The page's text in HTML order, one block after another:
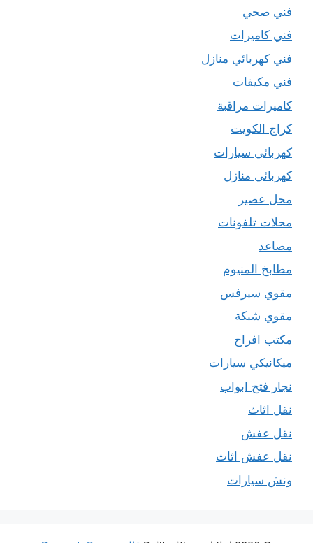
فني صحي
فني كاميرات
فني كهربائي منازل
فني مكيفات
كاميرات مراقبة
كراج الكويت
كهربائي سيارات
كهربائي منازل
محل عصير
محلات تلفونات
مصاعد
مطابخ المنيوم
مقوي سيرفس
مقوي شبكة
مكتب افراح
ميكانيكي سيارات
نجار فتح ابواب
نقل اثاث
نقل عفش
نقل عفش اثاث
ونش سيارات